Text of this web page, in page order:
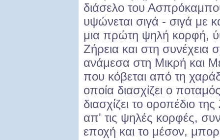
διάσελο του
υψώνεται σιγά - σιγά με
μια πρώτη ψηλή κορφή,
Ζήρεια και στη συνέχεια
ανάμεσα στη Μικρή και
που κόβεται από τη
οποία διασχίζει ο
διασχίζει το οροπέδιο
απ' τις ψηλές κορφές,
εποχή και το μέσον,